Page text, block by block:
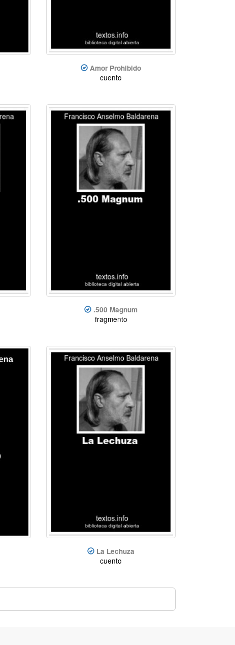
Amor Prohibido
cuento
.500 Magnum
fragmento
La Lechuza
cuento